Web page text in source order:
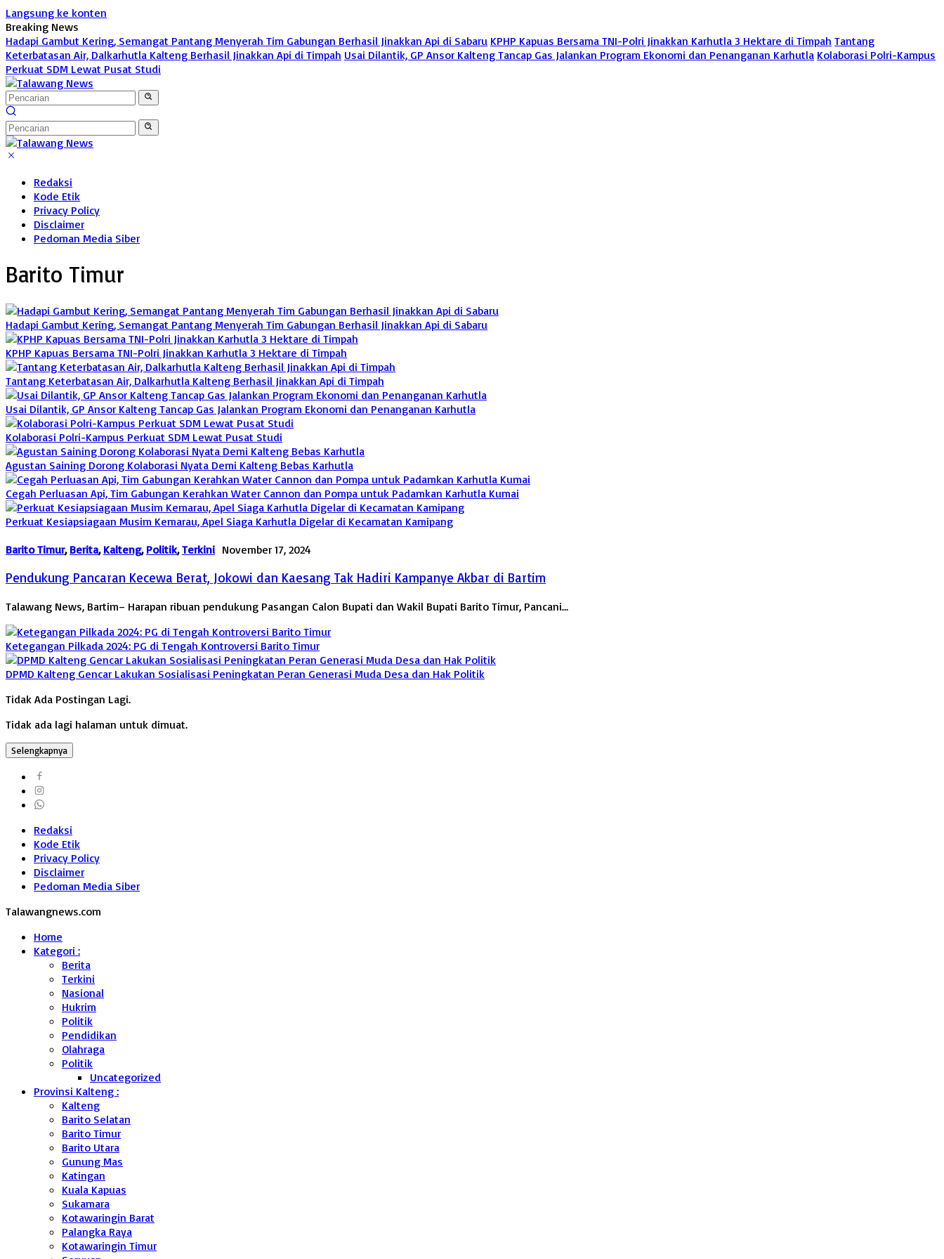
Langsung ke konten
Breaking News
Hadapi Gambut Kering, Semangat Pantang Menyerah Tim Gabungan Berhasil Jinakkan Api di Sabaru KPHP Kapuas Bersama TNI-Polri Jinakkan Karhutla 3 Hektare di Timpah Tantang
Keterbatasan Air, Dalkarhutla Kalteng Berhasil Jinakkan Api di Timpah Usai Dilantik, GP Ansor Kalteng Tancap Gas Jalankan Program Ekonomi dan Penanganan Karhutla Kolaborasi Polri-Kampus
Perkuat SDM Lewat Pusat Studi
Redaksi
Kode Etik
Privacy Policy
Disclaimer
Pedoman Media Siber
Barito Timur
Hadapi Gambut Kering, Semangat Pantang Menyerah Tim Gabungan Berhasil Jinakkan Api di Sabaru
KPHP Kapuas Bersama TNI-Polri Jinakkan Karhutla 3 Hektare di Timpah
Tantang Keterbatasan Air, Dalkarhutla Kalteng Berhasil Jinakkan Api di Timpah
Usai Dilantik, GP Ansor Kalteng Tancap Gas Jalankan Program Ekonomi dan Penanganan Karhutla
Kolaborasi Polri-Kampus Perkuat SDM Lewat Pusat Studi
Agustan Saining Dorong Kolaborasi Nyata Demi Kalteng Bebas Karhutla
Cegah Perluasan Api, Tim Gabungan Kerahkan Water Cannon dan Pompa untuk Padamkan Karhutla Kumai
Perkuat Kesiapsiagaan Musim Kemarau, Apel Siaga Karhutla Digelar di Kecamatan Kamipang
Barito Timur, Berita, Kalteng, Politik,Terkini November 17, 2024
Pendukung Pancaran Kecewa Berat, Jokowi dan Kaesang Tak Hadiri Kampanye Akbar di Bartim
Talawang News, Bartim– Harapan ribuan pendukung Pasangan Calon Bupati dan Wakil Bupati Barito Timur, Pancani…
Ketegangan Pilkada 2024: PG di Tengah Kontroversi Barito Timur
DPMD Kalteng Gencar Lakukan Sosialisasi Peningkatan Peran Generasi Muda Desa dan Hak Politik
Tidak Ada Postingan Lagi.
Tidak ada lagi halaman untuk dimuat.
Selengkapnya
Redaksi
Kode Etik
Privacy Policy
Disclaimer
Pedoman Media Siber
Talawangnews.com
Home
Kategori :
Berita
Terkini
Nasional
Hukrim
Politik
Pendidikan
Olahraga
Politik
Uncategorized
Provinsi Kalteng :
Kalteng
Barito Selatan
Barito Timur
Barito Utara
Gunung Mas
Katingan
Kuala Kapuas
Sukamara
Kotawaringin Barat
Palangka Raya
Kotawaringin Timur